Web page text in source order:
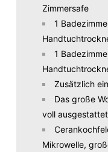
Zimmersafe
1
1
Zusätzlich
Das große
voll
Mikrowelle,